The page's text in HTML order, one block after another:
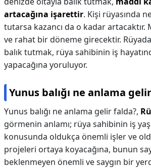
artacağına işarettir. Kişi rüyasında
tutarsa kazancı da o kadar artacaktır.
ve rahat bir döneme girecektir.
balık tutmak, rüya sahibinin iş
yapacağına yoruluyor.
Yunus balığı ne anlama
Yunus balığı ne anlama gelir falda?,
görmenin anlamı; rüya sahibinin iş
konusunda oldukça önemli işler ve
projeleri ortaya koyacağına, bunun
beklenmeyen önemli ve saygın bir